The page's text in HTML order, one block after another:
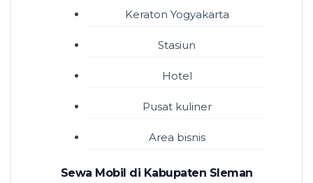
Keraton Yogyakarta
Stasiun
Hotel
Pusat kuliner
Area bisnis
Sewa Mobil di Kabupaten Sleman